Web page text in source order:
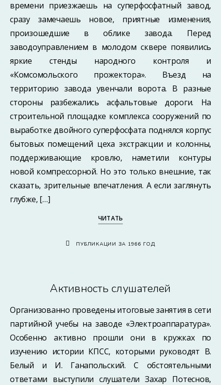
времени приезжаешь на суперфосфатный завод,
сразу замечаешь новое, приятные изменения,
произошедшие в облике завода. Перед
заводоуправлением в молодом сквере появились
яркие стенды народного контроля и
«Комсомольского прожектора». Въезд на
территорию завода увенчали ворота. В разные
стороны разбежались асфальтовые дороги. На
строительной площадке комплекса сооружений по
выработке двойного суперфосфата поднялся корпус
бытовых помещений цеха экстракции и колонны,
поддерживающие кровлю, наметили контуры
новой компрессорной. Но это только внешние, так
сказать, зрительные впечатления. А если заглянуть
глубже, […]
ЧИТАТЬ
ПУБЛИКАЦИИ ЗА 1966 ГОД
Активность слушателей
Организованно проведены итоговые занятия в сети
партийной учебы на заводе «Электроаппаратура».
Особенно активно прошли они в кружках по
изучению истории КПСС, которыми руководят В.
Белый и И. Ганапольский. С обстоятельными
ответами выступили слушатели Захар Потеснов,